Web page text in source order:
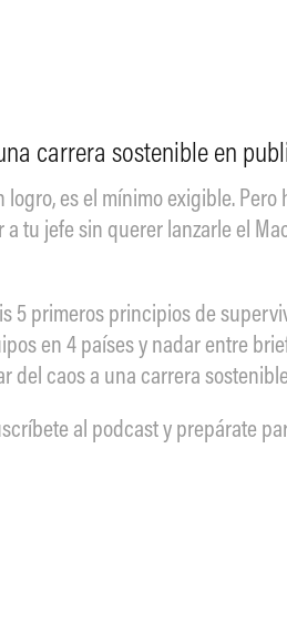
carrera sostenible en
es el mínimo exigible.
tu jefe sin querer lanzarle el
5 primeros principios de
en 4 países y nadar entre
del caos a una carrera
al podcast y prepárate